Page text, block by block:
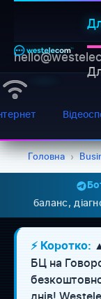
Головна ›
баланс,
⚡ Коротко:
БЦ на